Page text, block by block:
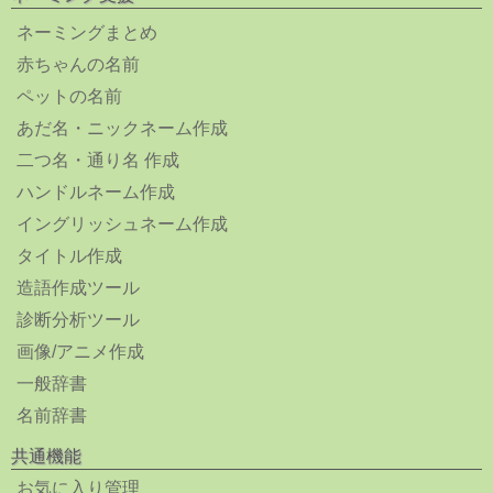
ネーミングまとめ
赤ちゃんの名前
ペットの名前
あだ名・ニックネーム作成
二つ名・通り名 作成
ハンドルネーム作成
イングリッシュネーム作成
タイトル作成
造語作成ツール
診断分析ツール
画像/アニメ作成
一般辞書
名前辞書
共通機能
お気に入り管理